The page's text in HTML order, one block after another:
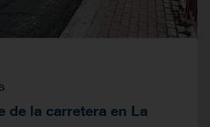
de la carretera en La